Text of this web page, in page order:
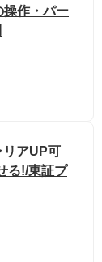
操作・パー
リアUP可
る!/東証プ